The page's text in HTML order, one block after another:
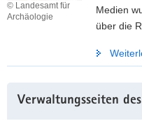
© Landesamt für
Archäologie
Medien
über die
Information
Verwaltungsseiten